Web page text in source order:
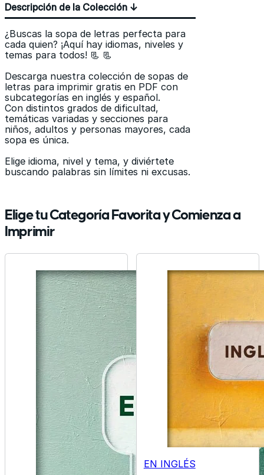
Descripción de la Colección ↓
¿Buscas la sopa de letras perfecta para
cada quien? ¡Aquí hay idiomas, niveles y
temas para todos! 📃 📃
Descarga nuestra colección de sopas de
letras para imprimir gratis en PDF con
subcategorías en inglés y español.
Con distintos grados de dificultad,
temáticas variadas y secciones para
niños, adultos y personas mayores, cada
sopa es única.
Elige idioma, nivel y tema, y diviértete
buscando palabras sin límites ni excusas.
Elige tu Categoría Favorita y Comienza a
Imprimir
EN INGLÉS